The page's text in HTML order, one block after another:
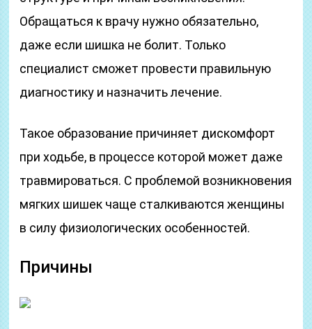
Обращаться к врачу нужно обязательно,
даже если шишка не болит. Только
специалист сможет провести правильную
диагностику и назначить лечение.
Такое образование причиняет дискомфорт
при ходьбе, в процессе которой может даже
травмироваться. С проблемой возникновения
мягких шишек чаще сталкиваются женщины
в силу физиологических особенностей.
Причины